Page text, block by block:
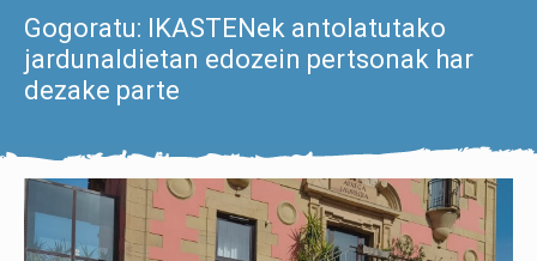
Gogoratu: IKASTENek antolatutako
jardunaldietan edozein pertsonak har
dezake parte